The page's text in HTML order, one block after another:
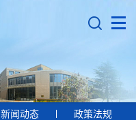
新闻动态
政策法规